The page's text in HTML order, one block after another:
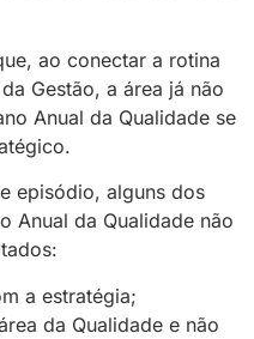
ao conectar a rotina
Gestão, a área já não
Anual da Qualidade se
episódio, alguns dos
Anual da Qualidade não
a estratégia;
da Qualidade e não